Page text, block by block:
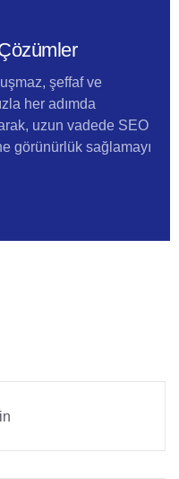
şeffaf ve
her adımda
uzun vadede SEO
görünürlük sağlamayı